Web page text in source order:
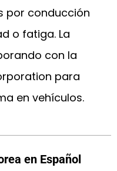
por conducción
o fatiga. La
con la
para
en vehículos.
en Español